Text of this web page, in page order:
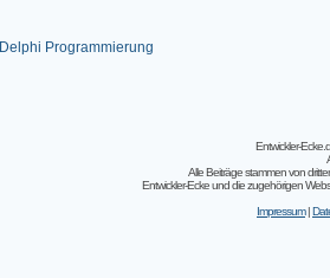
Delphi Programmierung
Entwickler-
Alle Beiträge stammen von
Entwickler-Ecke und die zugehörigen
Impressum|